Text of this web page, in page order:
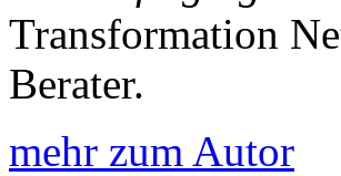
Transformation
Berater.
mehr zum Autor